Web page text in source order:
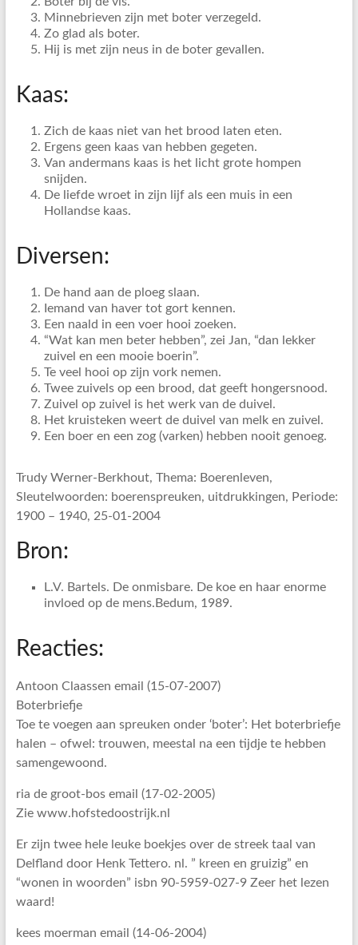
Minnebrieven zijn met boter verzegeld.
Zo glad als boter.
Hij is met zijn neus in de boter gevallen.
Kaas:
Zich de kaas niet van het brood laten eten.
Ergens geen kaas van hebben gegeten.
Van andermans kaas is het licht grote hompen
snijden.
De liefde wroet in zijn lijf als een muis in een
Hollandse kaas.
Diversen:
De hand aan de ploeg slaan.
Iemand van haver tot gort kennen.
Een naald in een voer hooi zoeken.
“Wat kan men beter hebben”, zei Jan, “dan lekker
zuivel en een mooie boerin”.
Te veel hooi op zijn vork nemen.
Twee zuivels op een brood, dat geeft hongersnood.
Zuivel op zuivel is het werk van de duivel.
Het kruisteken weert de duivel van melk en zuivel.
Een boer en een zog (varken) hebben nooit genoeg.
Trudy Werner-Berkhout, Thema: Boerenleven,
Sleutelwoorden: boerenspreuken, uitdrukkingen, Periode:
1900 – 1940, 25-01-2004
Bron:
L.V. Bartels. De onmisbare. De koe en haar enorme
invloed op de mens.Bedum, 1989.
Reacties:
Antoon Claassen email (15-07-2007)
Boterbriefje
Toe te voegen aan spreuken onder ‘boter’: Het boterbriefje
halen – ofwel: trouwen, meestal na een tijdje te hebben
samengewoond.
ria de groot-bos email (17-02-2005)
Zie www.hofstedoostrijk.nl
Er zijn twee hele leuke boekjes over de streek taal van
Delfland door Henk Tettero. nl. ” kreen en gruizig” en
“wonen in woorden” isbn 90-5959-027-9 Zeer het lezen
waard!
kees moerman email (14-06-2004)